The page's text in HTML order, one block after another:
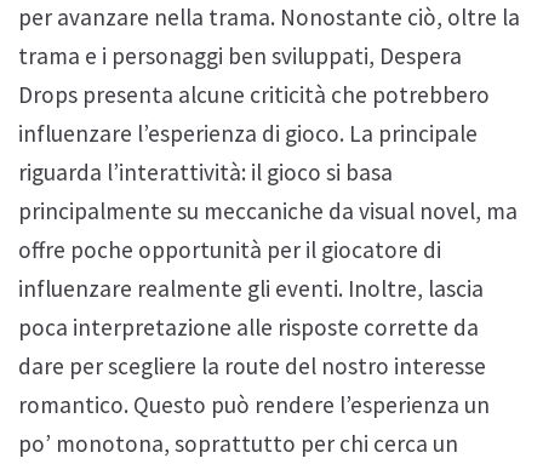
per avanzare nella trama. Nonostante ciò, oltre la
trama e i personaggi ben sviluppati, Despera
Drops presenta alcune criticità che potrebbero
influenzare l’esperienza di gioco. La principale
riguarda l’interattività: il gioco si basa
principalmente su meccaniche da visual novel, ma
offre poche opportunità per il giocatore di
influenzare realmente gli eventi. Inoltre, lascia
poca interpretazione alle risposte corrette da
dare per scegliere la route del nostro interesse
romantico. Questo può rendere l’esperienza un
po’ monotona, soprattutto per chi cerca un